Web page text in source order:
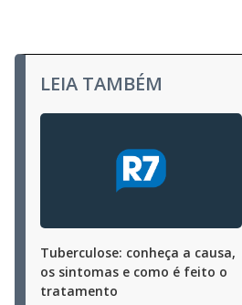
LEIA TAMBÉM
Tuberculose: conheça a causa,
os sintomas e como é feito o
tratamento